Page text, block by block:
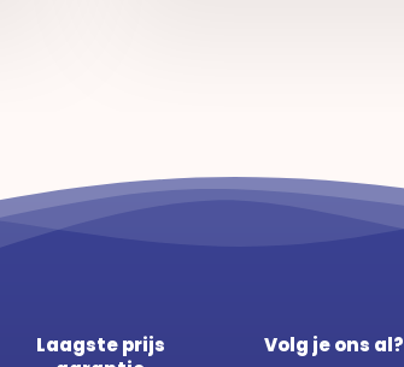
Laagste prijs
Volg je ons al?